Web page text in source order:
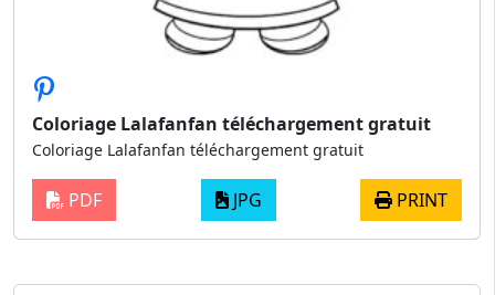
Coloriage Lalafanfan téléchargement gratuit
Coloriage Lalafanfan téléchargement gratuit
PDF JPG PRINT